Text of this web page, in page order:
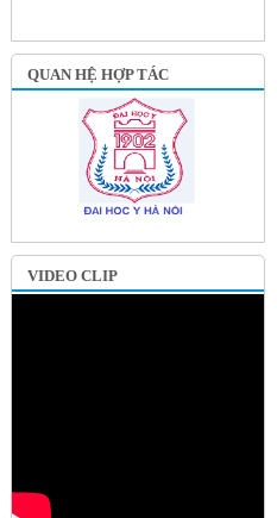
QUAN HỆ HỢP TÁC
VIDEO CLIP